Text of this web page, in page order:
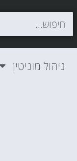
ניהול מוניטין